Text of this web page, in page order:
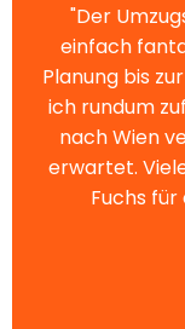
"Der
einfach
Planung bis
ich rundum
nach Wien
erwartet.
Fuchs